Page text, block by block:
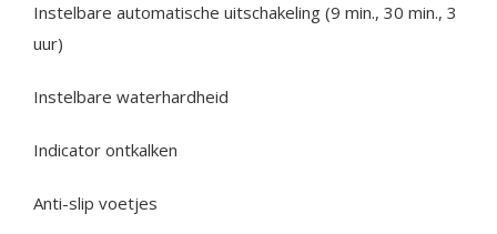
Instelbare automatische uitschakeling (9 min., 30 min., 3
uur)
Instelbare waterhardheid
Indicator ontkalken
Anti-slip voetjes